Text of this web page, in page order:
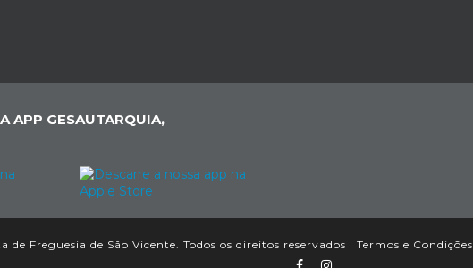
APP GESAUTARQUIA,
de Freguesia de São Vicente. Todos os direitos reservados | Termos e Condições